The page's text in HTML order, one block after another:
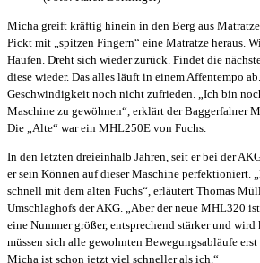
Micha greift kräftig hinein in den Berg aus
Pickt mit „spitzen Fingern“ eine Matratze heraus.
Haufen. Dreht sich wieder zurück. Findet die
diese wieder. Das alles läuft in einem Affentempo
Geschwindigkeit noch nicht zufrieden. „Ich bin
Maschine zu gewöhnen“, erklärt der Baggerfahrer
Die „Alte“ war ein MHL250E von Fuchs.
In den letzten dreieinhalb Jahren, seit er bei der
er sein Können auf dieser Maschine perfektioniert.
schnell mit dem alten Fuchs“, erläutert Thomas
Umschlaghofs der AKG. „Aber der neue MHL320
eine Nummer größer, entsprechend stärker und
müssen sich alle gewohnten Bewegungsabläufe
Micha ist schon jetzt viel schneller als ich.“